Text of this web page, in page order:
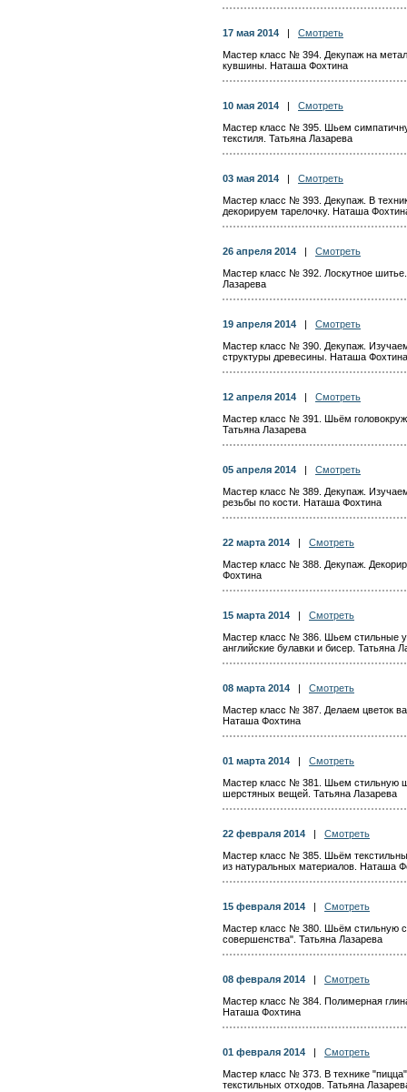
17 мая 2014
Смотреть
Мастер класс № 394. Декупаж на
кувшины. Наташа Фохтина
10 мая 2014
Смотреть
Мастер класс № 395. Шьем
текстиля. Татьяна Лазарева
03 мая 2014
Смотреть
Мастер класс № 393. Декупаж. В
декорируем тарелочку. Наташа
26 апреля 2014
Смотреть
Мастер класс № 392. Лоскутное
Лазарева
19 апреля 2014
Смотреть
Мастер класс № 390. Декупаж.
структуры древесины. Наташа Фохтина
12 апреля 2014
Смотреть
Мастер класс № 391. Шьём
Татьяна Лазарева
05 апреля 2014
Смотреть
Мастер класс № 389. Декупаж.
резьбы по кости. Наташа Фохтина
22 марта 2014
Смотреть
Мастер класс № 388. Декупаж.
Фохтина
15 марта 2014
Смотреть
Мастер класс № 386. Шьем стильные
английские булавки и бисер. Татьяна
08 марта 2014
Смотреть
Мастер класс № 387. Делаем цветок
Наташа Фохтина
01 марта 2014
Смотреть
Мастер класс № 381. Шьем стильную
шерстяных вещей. Татьяна Лазарева
22 февраля 2014
Смотреть
Мастер класс № 385. Шьём
из натуральных материалов. Наташа
15 февраля 2014
Смотреть
Мастер класс № 380. Шьём стильную
совершенства". Татьяна Лазарева
08 февраля 2014
Смотреть
Мастер класс № 384. Полимерная
Наташа Фохтина
01 февраля 2014
Смотреть
Мастер класс № 373. В технике
текстильных отходов. Татьяна